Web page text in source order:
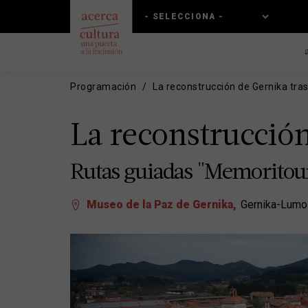
contenido
main
Programación La reconstrucción de Gernika
La
Rutas guiadas
Museo de la Paz de Gernika Gernika-Lumo